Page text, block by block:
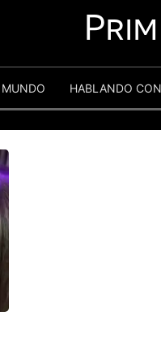
MUNDO HABLANDO